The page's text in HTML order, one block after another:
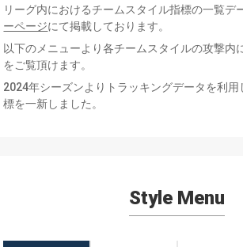
リーグ内におけるチームスタイル指標の一覧デ
ーページにて掲載しております。
以下のメニューより各チームスタイルの攻撃内
をご覧頂けます。
2024年シーズンよりトラッキングデータを利
標を一新しました。
Style Menu